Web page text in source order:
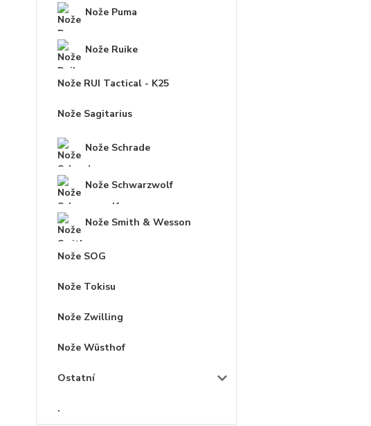
Nože Puma
Nože Ruike
Nože RUI Tactical - K25
Nože Sagitarius
Nože Schrade
Nože Schwarzwolf
Nože Smith & Wesson
Nože SOG
Nože Tokisu
Nože Zwilling
Nože Wüsthof
Ostatní
.